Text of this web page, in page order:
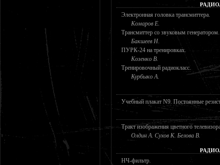
Электронная головка трансмиттера.
Комаров Е.
Трансмиттер со звуковым генератором.
Бакшеев Н.
ПУРК-24 на тренировках.
Козенко В.
Тренировочный радиокласс.
Курбыко А.
Учебный плакат N9. Постоянные
Тракт изображения цветного
Олдин А. Сухов К. Белова В.
НЧ-фильтр.